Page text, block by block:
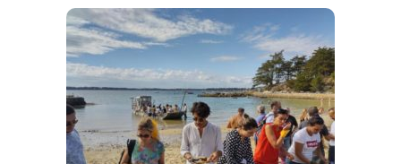
Contact